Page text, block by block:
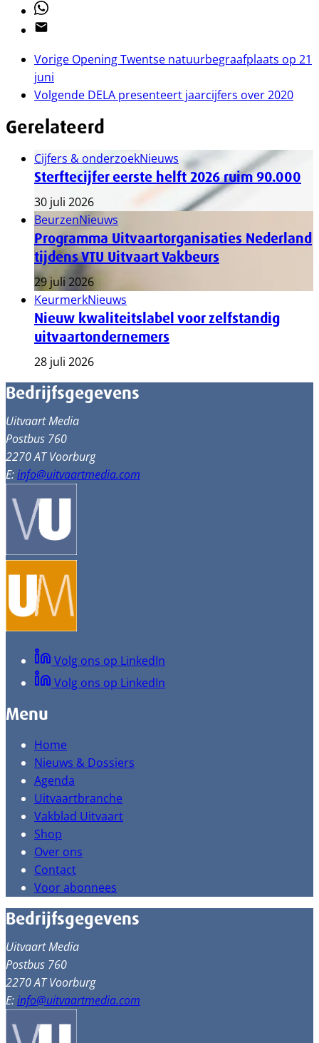
Whatsapp
Email
Vorige Opening Twentse natuurbegraafplaats op 21
juni
Volgende DELA presenteert jaarcijfers over 2020
Gerelateerd
Cijfers & onderzoekNieuws
Sterftecijfer eerste helft 2026 ruim 90.000
30 juli 2026
BeurzenNieuws
Programma Uitvaartorganisaties Nederland
tijdens VTU Uitvaart Vakbeurs
29 juli 2026
KeurmerkNieuws
Nieuw kwaliteitslabel voor zelfstandig
uitvaartondernemers
28 juli 2026
Bedrijfsgegevens
Uitvaart Media
Postbus 760
2270 AT Voorburg
E:info@uitvaartmedia.com
Volg ons op LinkedIn
Volg ons op LinkedIn
Menu
Home
Nieuws & Dossiers
Agenda
Uitvaartbranche
Vakblad Uitvaart
Shop
Over ons
Contact
Voor abonnees
Bedrijfsgegevens
Uitvaart Media
Postbus 760
2270 AT Voorburg
E:info@uitvaartmedia.com